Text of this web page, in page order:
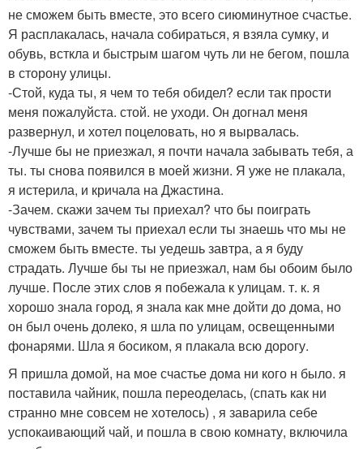
не сможем быть вместе, это всего сиюминутное счастье.
Я расплакалась, начала собираться, я взяла сумку, и
обувь, всткла и быстрым шагом чуть ли не бегом, пошла
в сторону улицы.
-Стой, куда ты, я чем то тебя обидел? если так прости
меня пожалуйста. стой. не уходи. Он догнал меня
развернул, и хотел поцеловать, но я вырвалась.
-Лучше бы не приезжал, я почти начала забывать тебя, а
ты. ты снова появился в моей жизни. Я уже не плакала,
я истерила, и кричала на Джастина.
-Зачем. скажи зачем ты приехал? что бы поиграть
чувствами, зачем ты приехал если ты знаешь что мы не
сможем быть вместе. ты уедешь завтра, а я буду
страдать. Лучше бы ты не приезжал, нам бы обоим было
лучше. После этих слов я побежала к улицам. т. к. я
хорошо знала город, я знала как мне дойти до дома, но
он был очень долеко, я шла по улицам, освещенными
фонарями. Шла я босиком, я плакала всю дорогу.
Я пришла домой, на мое счастье дома ни кого н было. я
поставила чайник, пошла переоделась, (спать как ни
странно мне совсем не хотелось) , я заварила себе
успокаивающий чай, и пошла в свою комнату, включила